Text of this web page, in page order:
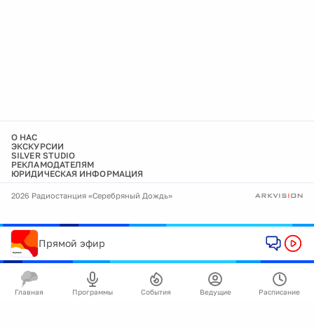
О НАС
ЭКСКУРСИИ
SILVER STUDIO
РЕКЛАМОДАТЕЛЯМ
ЮРИДИЧЕСКАЯ ИНФОРМАЦИЯ
2026 Радиостанция «Серебряный Дождь»
Прямой эфир
Главная Программы События Ведущие Расписание